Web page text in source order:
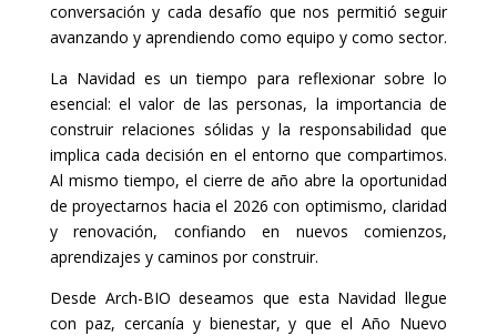
conversación y cada desafío que nos permitió seguir
avanzando y aprendiendo como equipo y como sector.
La Navidad es un tiempo para reflexionar sobre lo
esencial: el valor de las personas, la importancia de
construir relaciones sólidas y la responsabilidad que
implica cada decisión en el entorno que compartimos.
Al mismo tiempo, el cierre de año abre la oportunidad
de proyectarnos hacia el 2026 con optimismo, claridad
y renovación, confiando en nuevos comienzos,
aprendizajes y caminos por construir.
Desde Arch-BIO deseamos que esta Navidad llegue
con paz, cercanía y bienestar, y que el Año Nuevo